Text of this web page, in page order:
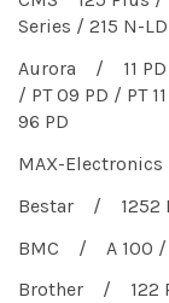
Series / 215 N-
Aurora / 11 PD /
/ PT 09 PD / PT
96 PD
MAX-
Bestar / 1252
BMC / A 100 /
Brother / 122